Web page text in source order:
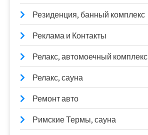
Резиденция, банный комплекс
Реклама и Контакты
Релакс, автомоечный комплекс
Релакс, сауна
Ремонт авто
Римские Термы, сауна